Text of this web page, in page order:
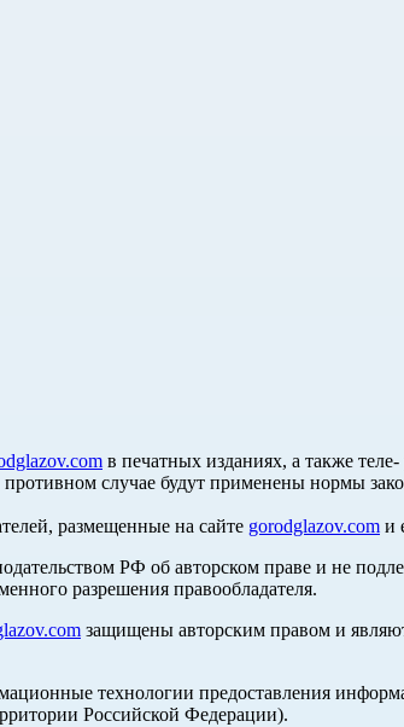
в печатных изданиях, а также
случае будут применены нормы
размещенные на сайте gorodglazov.com и
РФ об авторском праве и не
разрешения правообладателя.
защищены авторским правом и
технологии предоставления
Российской Федерации).